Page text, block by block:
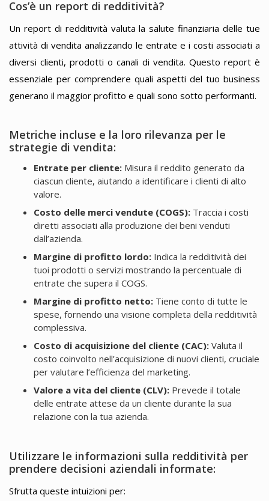
Cos’è un report di redditività?
Un report di redditività valuta la salute finanziaria delle tue
attività di vendita analizzando le entrate e i costi associati a
diversi clienti, prodotti o canali di vendita. Questo report è
essenziale per comprendere quali aspetti del tuo business
generano il maggior profitto e quali sono sotto performanti.
Metriche incluse e la loro rilevanza per le
strategie di vendita:
Entrate per cliente:Misura il reddito generato da
ciascun cliente, aiutando a identificare i clienti di alto
valore.
Costo delle merci vendute (COGS):Traccia i costi
diretti associati alla produzione dei beni venduti
dall’azienda.
Margine di profitto lordo:Indica la redditività dei
tuoi prodotti o servizi mostrando la percentuale di
entrate che supera il COGS.
Margine di profitto netto:Tiene conto di tutte le
spese, fornendo una visione completa della redditività
complessiva.
Costo di acquisizione del cliente (CAC):Valuta il
costo coinvolto nell’acquisizione di nuovi clienti, cruciale
per valutare l’efficienza del marketing.
Valore a vita del cliente (CLV):Prevede il totale
delle entrate attese da un cliente durante la sua
relazione con la tua azienda.
Utilizzare le informazioni sulla redditività per
prendere decisioni aziendali informate:
Sfrutta queste intuizioni per: